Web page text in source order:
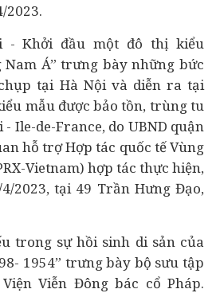
2023.
- Khởi đầu một đô thị kiểu
Á” trưng bày những bức
tại Hà Nội và diễn ra tại
mẫu được bảo tồn, trùng tu
Ile-de-France, do UBND quận
hỗ trợ Hợp tác quốc tế Vùng
Vietnam) hợp tác thực hiện,
2023, tại 49 Trần Hưng Đạo,
trong sự hồi sinh di sản của
1954” trưng bày bộ sưu tập
Viễn Đông bác cổ Pháp.